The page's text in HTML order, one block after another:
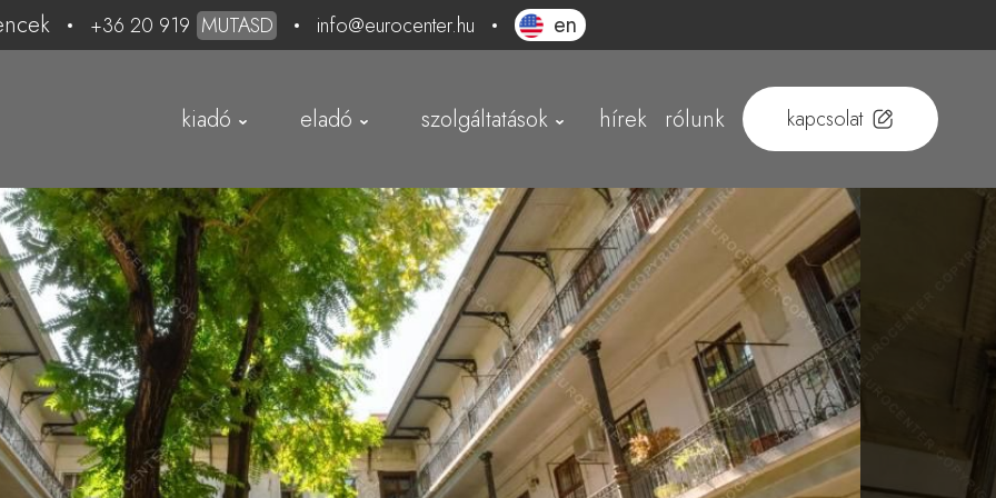
+36 20 919 MUTASD info@eurocenter.hu en
kiadó eladó szolgáltatások hírek rólunk kapcsolat